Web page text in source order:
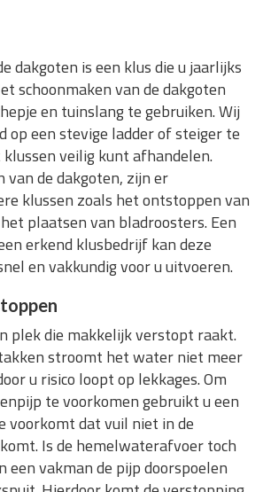
dakgoten is een klus die u jaarlijks
schoonmaken van de dakgoten
en tuinslang te gebruiken. Wij
op een stevige ladder of steiger te
veilig kunt afhandelen.
van de dakgoten, zijn er
klussen zoals het ontstoppen van
plaatsen van bladroosters. Een
erkend klusbedrijf kan deze
en vakkundig voor u uitvoeren.
plek die makkelijk verstopt raakt.
stroomt het water niet meer
u risico loopt op lekkages. Om
te voorkomen gebruikt u een
voorkomt dat vuil niet in de
Is de hemelwaterafvoer toch
een vakman de pijp doorspoelen